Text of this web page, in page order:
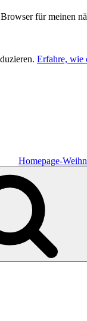
für meinen
Erfahre, wie
Homepage-